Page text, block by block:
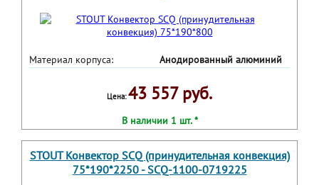
Материал корпуса: Анодированный алюминий
Цена:43 557 руб.
В наличии 1 шт. *
STOUT Конвектор SCQ (принудительная конвекция)
75*190*2250 - SCQ-1100-0719225